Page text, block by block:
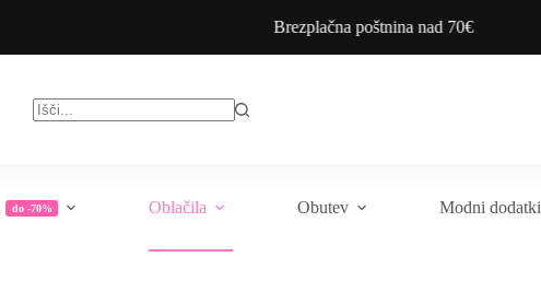
Brezplačna poštnina nad 70€
do -70% Oblačila Obutev Modni dodatki